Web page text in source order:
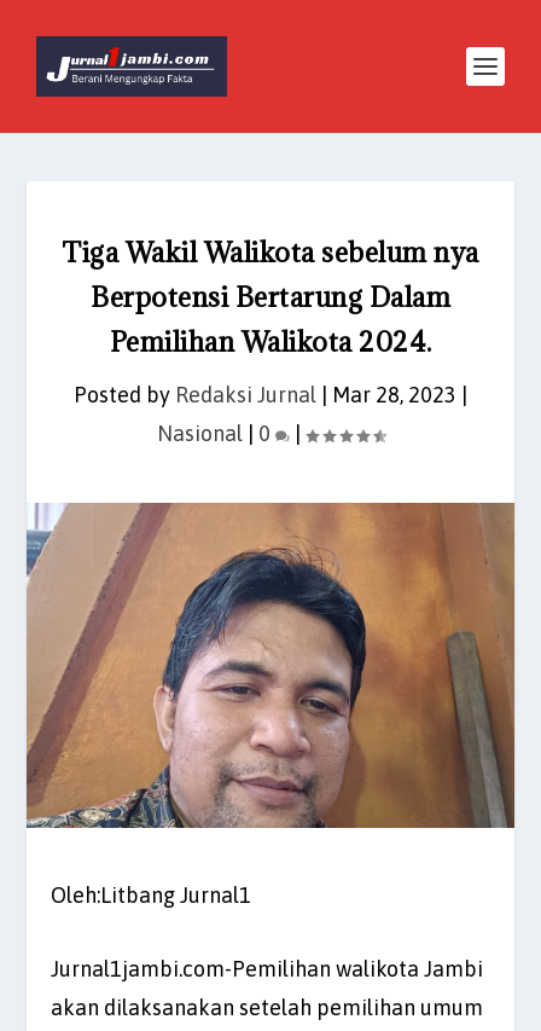
Tiga Wakil Walikota sebelum nya
Berpotensi Bertarung Dalam
Pemilihan Walikota 2024.
Posted by Redaksi Jurnal Mar 28, 2023
Nasional| 0 |
Oleh:Litbang Jurnal1
Jurnal1jambi.com-Pemilihan walikota Jambi
akan dilaksanakan setelah pemilihan umum